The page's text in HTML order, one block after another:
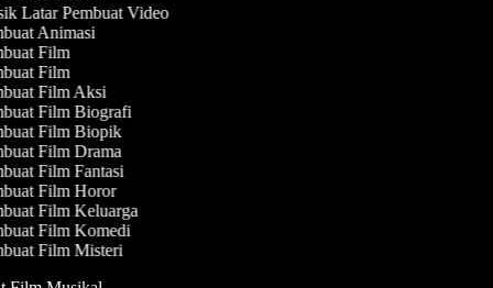
Latar Pembuat Video
Animasi
Film
Film
Film Aksi
Film Biografi
Film Biopik
Film Drama
Film Fantasi
Film Horor
Film Keluarga
Film Komedi
Film Misteri